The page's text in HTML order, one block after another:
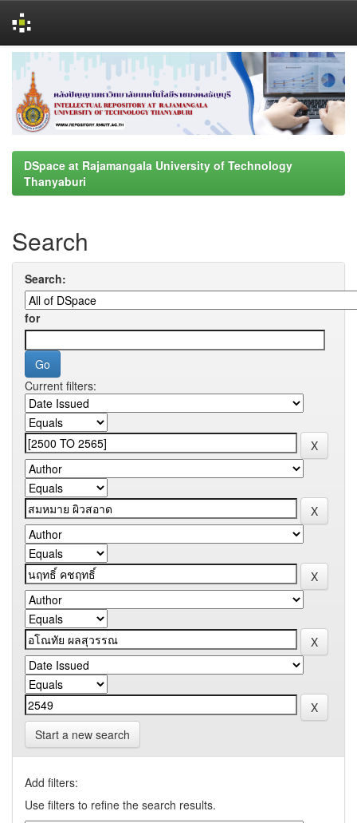
navigation
DSpace at Rajamangala University of Technology
Thanyaburi
Search
Search:
for
Current filters:
Start a new search
Add filters:
Use filters to refine the search results.